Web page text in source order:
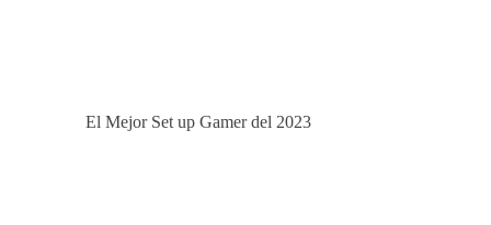
El Mejor Set up Gamer del 2023